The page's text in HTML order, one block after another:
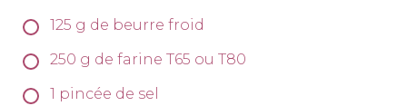
125 g de beurre froid
250 g de farine T65 ou T80
1 pincée de sel